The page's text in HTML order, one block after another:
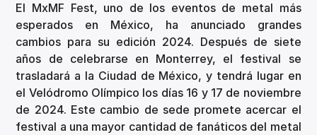
El MxMF Fest, uno de los eventos de metal más
esperados en México, ha anunciado grandes
cambios para su edición 2024. Después de siete
años de celebrarse en Monterrey, el festival se
trasladará a la Ciudad de México, y tendrá lugar en
el Velódromo Olímpico los días 16 y 17 de noviembre
de 2024. Este cambio de sede promete acercar el
festival a una mayor cantidad de fanáticos del metal